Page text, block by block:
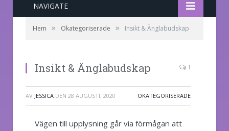
NAVIGATE
Hem » Okategoriserade » Insikt & Änglabudskap
Insikt & Änglabudskap 1
AV JESSICA DEN 28 AUGUSTI, 2020 OKATEGORISERADE
Vägen till upplysning går via förmågan att